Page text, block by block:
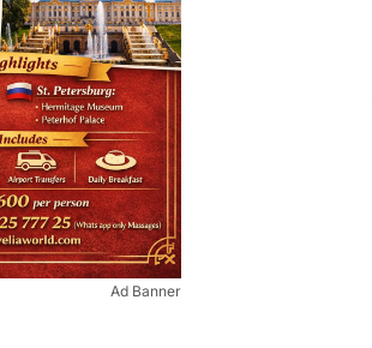
Ad Banner